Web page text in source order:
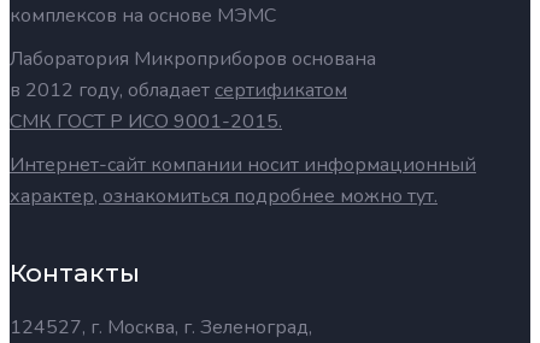
комплексов на основе МЭМС
Лаборатория Микроприборов основана
в 2012 году, обладает сертификатом
СМК ГОСТ Р ИСО 9001-2015.
Интернет-сайт компании носит информационный
характер, ознакомиться подробнее можно тут.
Контакты
124527, г. Москва, г. Зеленоград,